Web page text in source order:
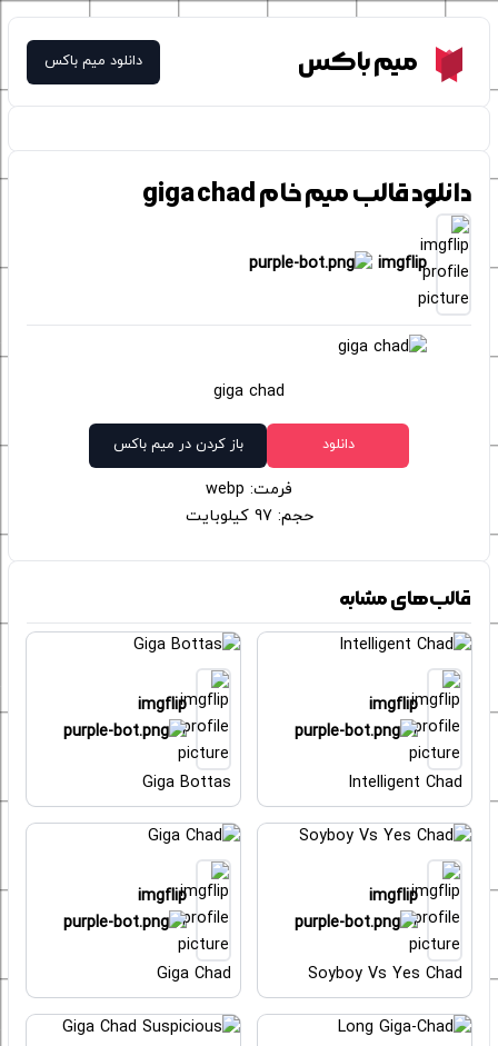
Meme Boxمیم باکس دانلود میم باکس
دانلود قالب میم خام giga chad
imgflip
giga chad
دانلود باز کردن در میم باکس
فرمت: webp
حجم: 97 کیلوبایت
قالب‌های مشابه
imgflip
Intelligent Chad
imgflip
Giga Bottas
imgflip
Soyboy Vs Yes Chad
imgflip
Giga Chad